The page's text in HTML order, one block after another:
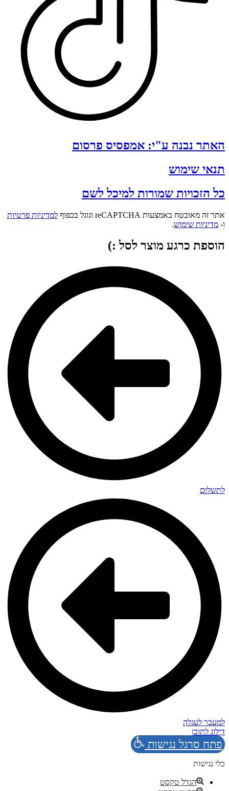
האתר נבנה ע"י: אמפסיס פרסום
תנאי שימוש
כל הזכויות שמורות למיכל לשם
אתר זה מאובטח באמצעות reCAPTCHA וגוגל בכפוף
למדיניות פרטיות
ו- מדיניות שימוש.
הוספת כרגע מוצר לסל :)
לתשלום
למעבר לעגלה
דילוג לתוכן
פתח סרגל נגישות
כלי נגישות
הגדל טקסט